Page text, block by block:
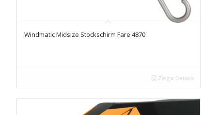
Windmatic Midsize Stockschirm Fare 4870
Zeige Details